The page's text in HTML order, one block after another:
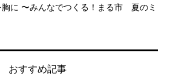
に 〜みんなでつくる！まる市 夏のミ
おすすめ記事